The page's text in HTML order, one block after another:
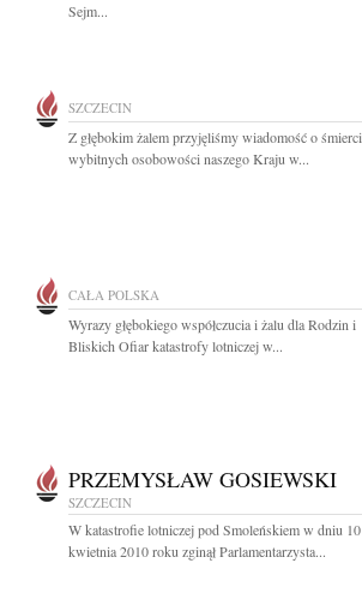
Sejm...
SZCZECIN
Z głębokim żalem przyjęliśmy wiadomość o śmierci
wybitnych osobowości naszego Kraju w...
CAŁA POLSKA
Wyrazy głębokiego współczucia i żalu dla Rodzin i
Bliskich Ofiar katastrofy lotniczej w...
PRZEMYSŁAW GOSIEWSKI
SZCZECIN
W katastrofie lotniczej pod Smoleńskiem w dniu 10
kwietnia 2010 roku zginął Parlamentarzysta...